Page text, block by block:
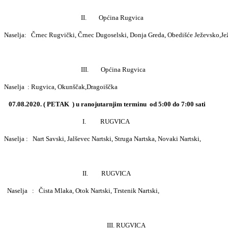
II. Općina Rugvica
Naselja: Črnec Rugvički, Črnec Dugoselski, Donja Greda, Obedišće
III. Općina Rugvica
Naselja : Rugvica, Okunščak,Dragoiščka
07.08.2020. ( PETAK ) u ranojutarnjim terminu od 5:00 do 7:00 sati
I. RUGVICA
Naselja : Nart Savski, Jalševec Nartski, Struga Nartska, Novaki Nartski,
II. RUGVICA
Naselja : Čista Mlaka, Otok Nartski, Trstenik Nartski,
III. RUGVICA